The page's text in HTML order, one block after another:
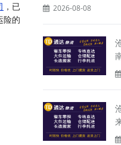
，已
险的
2026-08-08